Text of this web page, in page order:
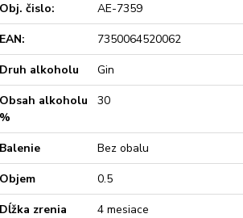
Obj. čislo:
AE-7359
EAN:
7350064520062
Druh alkoholu
Gin
Obsah alkoholu
%
30
Balenie
Bez obalu
Objem
0.5
Dĺžka zrenia
4 mesiace